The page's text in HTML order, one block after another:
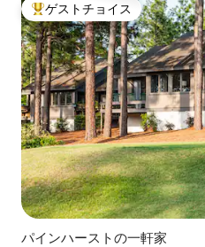
大好評のゲストチョイスです。
ゲストチョイス
パインハーストの一軒家